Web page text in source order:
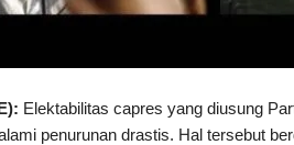
Elektabilitas capres yang diusung
penurunan drastis. Hal tersebut